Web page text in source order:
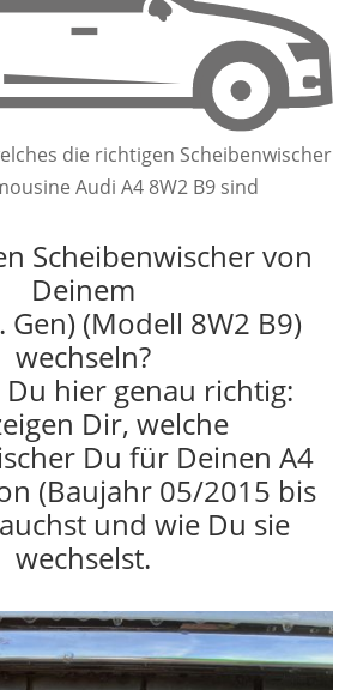
die richtigen Scheibenwischer
Audi A4 8W2 B9 sind
Scheibenwischer von
Deinem
Gen) (Modell 8W2 B9)
wechseln?
hier genau richtig:
Dir, welche
Du für Deinen A4
(Baujahr 05/2015 bis
und wie Du sie
wechselst.